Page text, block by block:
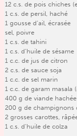
12 c.s. de pois chiches
1 c.s. de persil, haché
1 gousse d’ail, écrasée
sel, poivre
1 c.s. de tahini
1 c.s. d’huile de sésame
1 c.c. de jus de citron
2 c.s. de sauce soja
1 c.c. de sel marin
1 c.c. de garam masala
400 g de viande
200 g de champignons
2 grosses carottes,
1 c.s. d’huile de colza